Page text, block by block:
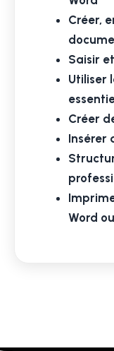
Créer,
Saisir
Utiliser
Créer
Insérer
Word